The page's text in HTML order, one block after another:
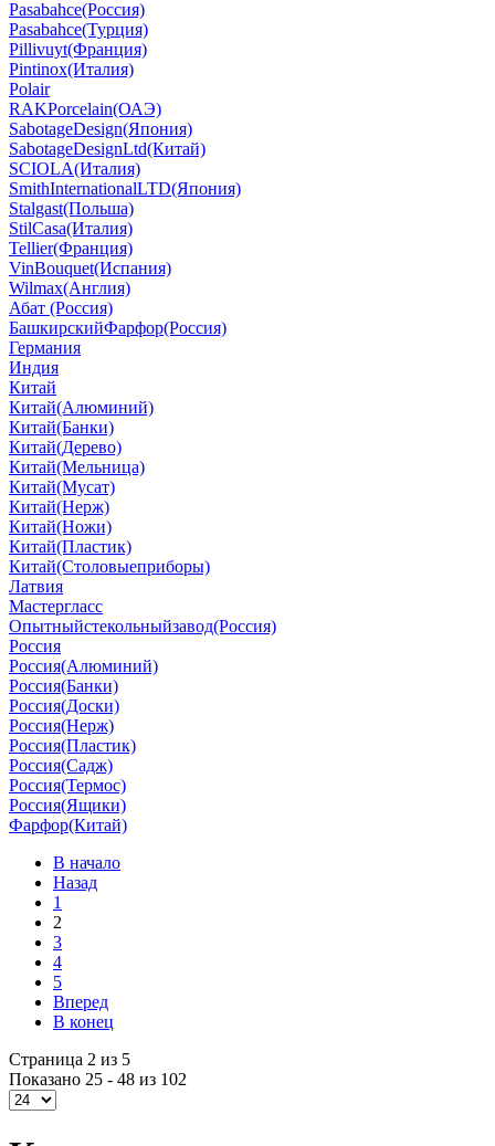
Pasabahce(Россия)
Pasabahce(Турция)
Pillivuyt(Франция)
Pintinox(Италия)
Polair
RAKPorcelain(ОАЭ)
SabotageDesign(Япония)
SabotageDesignLtd(Китай)
SCIOLA(Италия)
SmithInternationalLTD(Япония)
Stalgast(Польша)
StilCasa(Италия)
Tellier(Франция)
VinBouquet(Испания)
Wilmax(Англия)
Абат (Россия)
БашкирскийФарфор(Россия)
Германия
Индия
Китай
Китай(Алюминий)
Китай(Банки)
Китай(Дерево)
Китай(Мельница)
Китай(Мусат)
Китай(Нерж)
Китай(Ножи)
Китай(Пластик)
Китай(Столовыеприборы)
Латвия
Мастергласс
Опытныйстекольныйзавод(Россия)
Россия
Россия(Алюминий)
Россия(Банки)
Россия(Доски)
Россия(Нерж)
Россия(Пластик)
Россия(Садж)
Россия(Термос)
Россия(Ящики)
Фарфор(Китай)
В начало
Назад
1
2
3
4
5
Вперед
В конец
Страница 2 из 5
Показано 25 - 48 из 102